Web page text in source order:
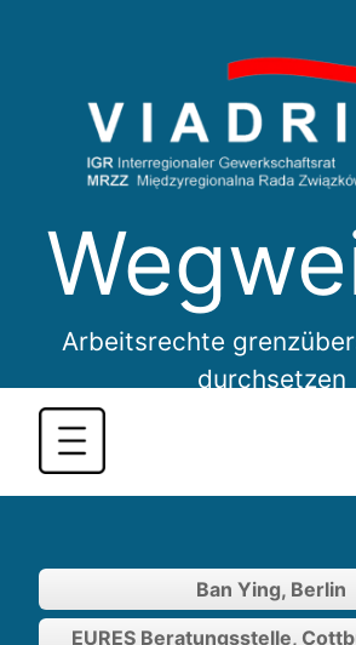
Arbeitsrechte
durchsetzen
Ban Ying, Berlin
EURES Beratungsstelle,